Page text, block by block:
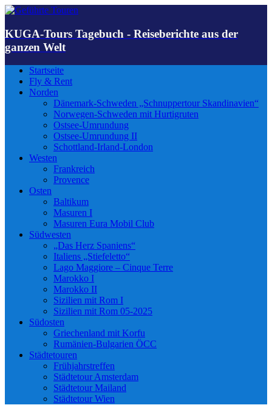
KUGA-Tours Tagebuch - Reiseberichte aus der
ganzen Welt
Startseite
Fly & Rent
Norden
Dänemark-Schweden „Schnuppertour Skandinavien“
Norwegen-Schweden mit Hurtigruten
Ostsee-Umrundung
Ostsee-Umrundung II
Schottland-Irland-London
Westen
Frankreich
Provence
Osten
Baltikum
Masuren I
Masuren Eura Mobil Club
Südwesten
„Das Herz Spaniens“
Italiens „Stiefeletto“
Lago Maggiore – Cinque Terre
Marokko I
Marokko II
Sizilien mit Rom I
Sizilien mit Rom 05-2025
Südosten
Griechenland mit Korfu
Rumänien-Bulgarien ÖCC
Städtetouren
Frühjahrstreffen
Städtetour Amsterdam
Städtetour Mailand
Städtetour Wien